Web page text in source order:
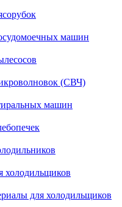
машин
(СВЧ)
машин
холодильщиков
для холодильщиков